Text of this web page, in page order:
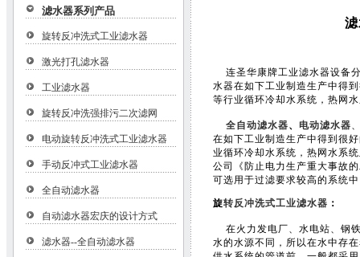
滤水器系列产品
旋转反冲洗式工业滤水器
激光打孔滤水器
工业滤水器
旋转反冲洗强排污二次滤网
电动旋转反冲洗式工业滤水器
手动反冲式工业滤水器
全自动滤水器
自动滤水器宏庆的设计方式
滤水器--全自动滤水器
连圣华康牌工业滤水器设备
水器在如下工业制造生产中得
等行业循环冷却水系统，热网
全自动滤水器、 电动滤水器
在如下工业制造生产中得到很
业循环冷却水系统，热网水系
公司《防止电力生产重大事故
可选用于过滤要求较高的系统
旋转反冲洗式工业滤水器 ：
在火力发电厂、水电站、钢
水的水源不同，所以在水中存